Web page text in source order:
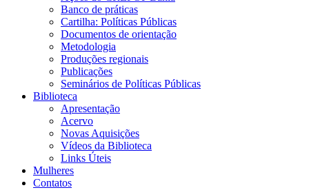
Banco de práticas
Cartilha: Políticas Públicas
Documentos de orientação
Metodologia
Produções regionais
Publicações
Seminários de Políticas Públicas
Biblioteca
Apresentação
Acervo
Novas Aquisições
Vídeos da Biblioteca
Links Úteis
Mulheres
Contatos